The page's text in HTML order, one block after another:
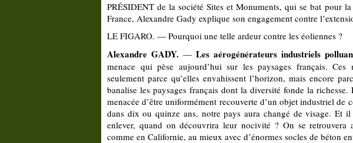
PRÉSIDENT de la société Sites et Monuments, qui se bat pour
France, Alexandre Gady explique son engagement contre
LE FIGARO. — Pourquoi une telle ardeur contre les éoliennes ?
Alexandre GADY. — Les aérogénérateurs industriels
menace qui pèse aujourd’hui sur les paysages français. Ces
seulement parce qu’elles envahissent l’horizon, mais encore
banalise les paysages français dont la diversité fonde la
menacée d’être uniformément recouverte d’un objet industriel
dans dix ou quinze ans, notre pays aura changé de visage. Et
enlever, quand on découvrira leur nocivité ? On se retrouvera
comme en Californie, au mieux avec d’énormes socles de béton